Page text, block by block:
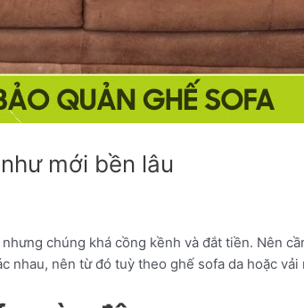
mới bền lâu
chúng khá cồng kềnh và đắt tiền. Nên
nhau, nên từ đó tuỳ theo ghế sofa da hoặc